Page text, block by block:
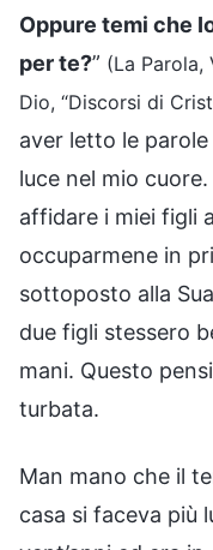
Oppure temi che
per te?” (La Parola,
Dio, “Discorsi di
aver letto le
luce nel mio
affidare i miei figli
occuparmene in
sottoposto alla
due figli stessero
mani. Questo
turbata.
Man mano che il
casa si faceva più